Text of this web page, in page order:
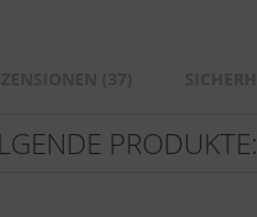
PRODUKTE: